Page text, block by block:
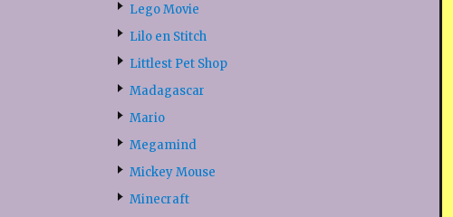
Lego Movie
Lilo en Stitch
Littlest Pet Shop
Madagascar
Mario
Megamind
Mickey Mouse
Minecraft